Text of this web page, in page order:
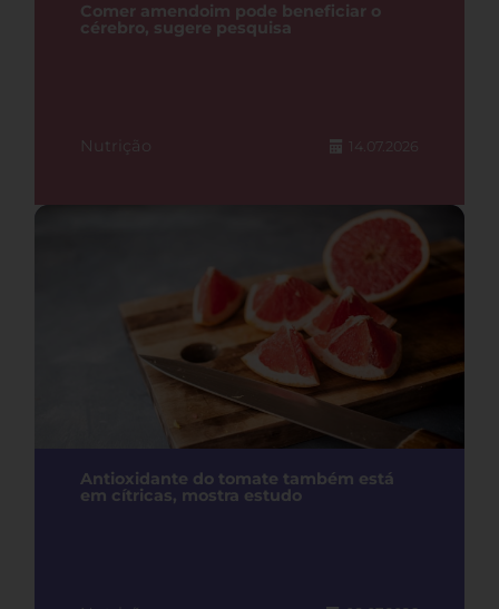
Comer amendoim pode beneficiar o
cérebro, sugere pesquisa
Nutrição 14.07.2026
Antioxidante do tomate também está
em cítricas, mostra estudo